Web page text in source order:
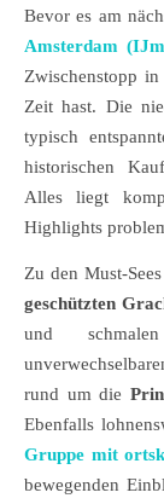
Bevor es am
Amsterdam
Zwischenstopp in
Zeit hast. Die
typisch
historischen
Alles liegt
Highlights
Zu den Must-
geschützten
und
rund um die
Ebenfalls
Gruppe mit
bewegenden